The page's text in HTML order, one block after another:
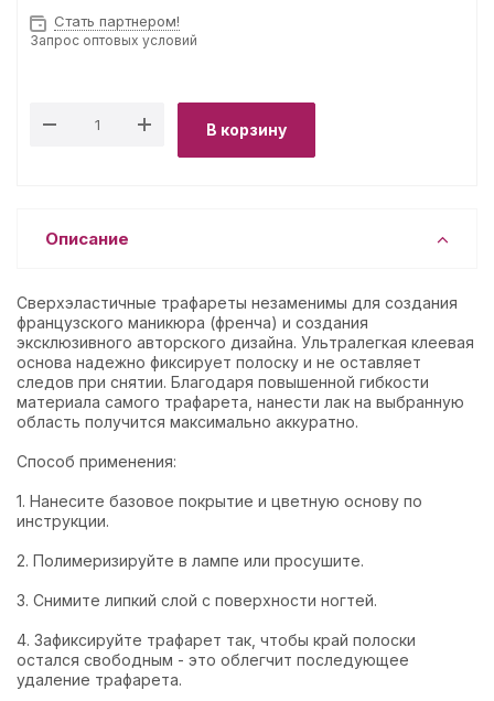
Стать партнером!
Запрос оптовых условий
В корзину
Описание
Сверхэластичные трафареты незаменимы для создания
французского маникюра (френча) и создания
эксклюзивного авторского дизайна. Ультралегкая клеевая
основа надежно фиксирует полоску и не оставляет
следов при снятии. Благодаря повышенной гибкости
материала самого трафарета, нанести лак на выбранную
область получится максимально аккуратно.
Способ применения:
1. Нанесите базовое покрытие и цветную основу по
инструкции.
2. Полимеризируйте в лампе или просушите.
3. Снимите липкий слой с поверхности ногтей.
4. Зафиксируйте трафарет так, чтобы край полоски
остался свободным - это облегчит последующее
удаление трафарета.